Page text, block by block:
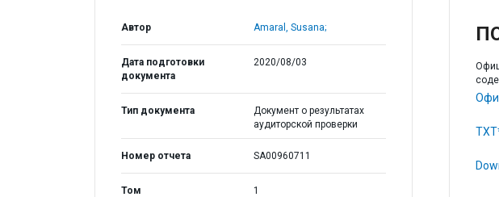
Автор Amaral, Susana;
Дата подготовки
документа
2020/08/03
Тип документа
Документ о результатах
аудиторской проверки
Номер отчета SA00960711
Том 1